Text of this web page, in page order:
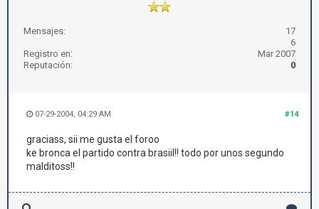
Mensajes:
17
6
Registro en:
Mar 2007
Reputación:
0
#14
07-29-2004, 04:29 AM
graciass, sii me gusta el foroo
ke bronca el partido contra brasiil!! todo por unos segundo
malditoss!!